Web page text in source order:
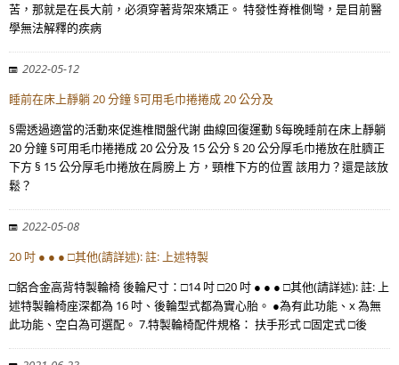
苦，那就是在長大前，必須穿著背架來矯正。 特發性脊椎側彎，是目前醫
學無法解釋的疾病
2022-05-12
睡前在床上靜躺 20 分鐘 §可用毛巾捲捲成 20 公分及
§需透過適當的活動來促進椎間盤代謝 曲線回復運動 §每晚睡前在床上靜躺
20 分鐘 §可用毛巾捲捲成 20 公分及 15 公分 § 20 公分厚毛巾捲放在肚臍正
下方 § 15 公分厚毛巾捲放在肩膀上 方，頸椎下方的位置 該用力？還是該放
鬆？
2022-05-08
20 吋 ● ● ● □其他(請詳述): 註: 上述特製
□鋁合金高背特製輪椅 後輪尺寸：□14 吋 □20 吋 ● ● ● □其他(請詳述): 註: 上
述特製輪椅座深都為 16 吋、後輪型式都為實心胎。 ●為有此功能、x 為無
此功能、空白為可選配。 7.特製輪椅配件規格： 扶手形式 □固定式 □後